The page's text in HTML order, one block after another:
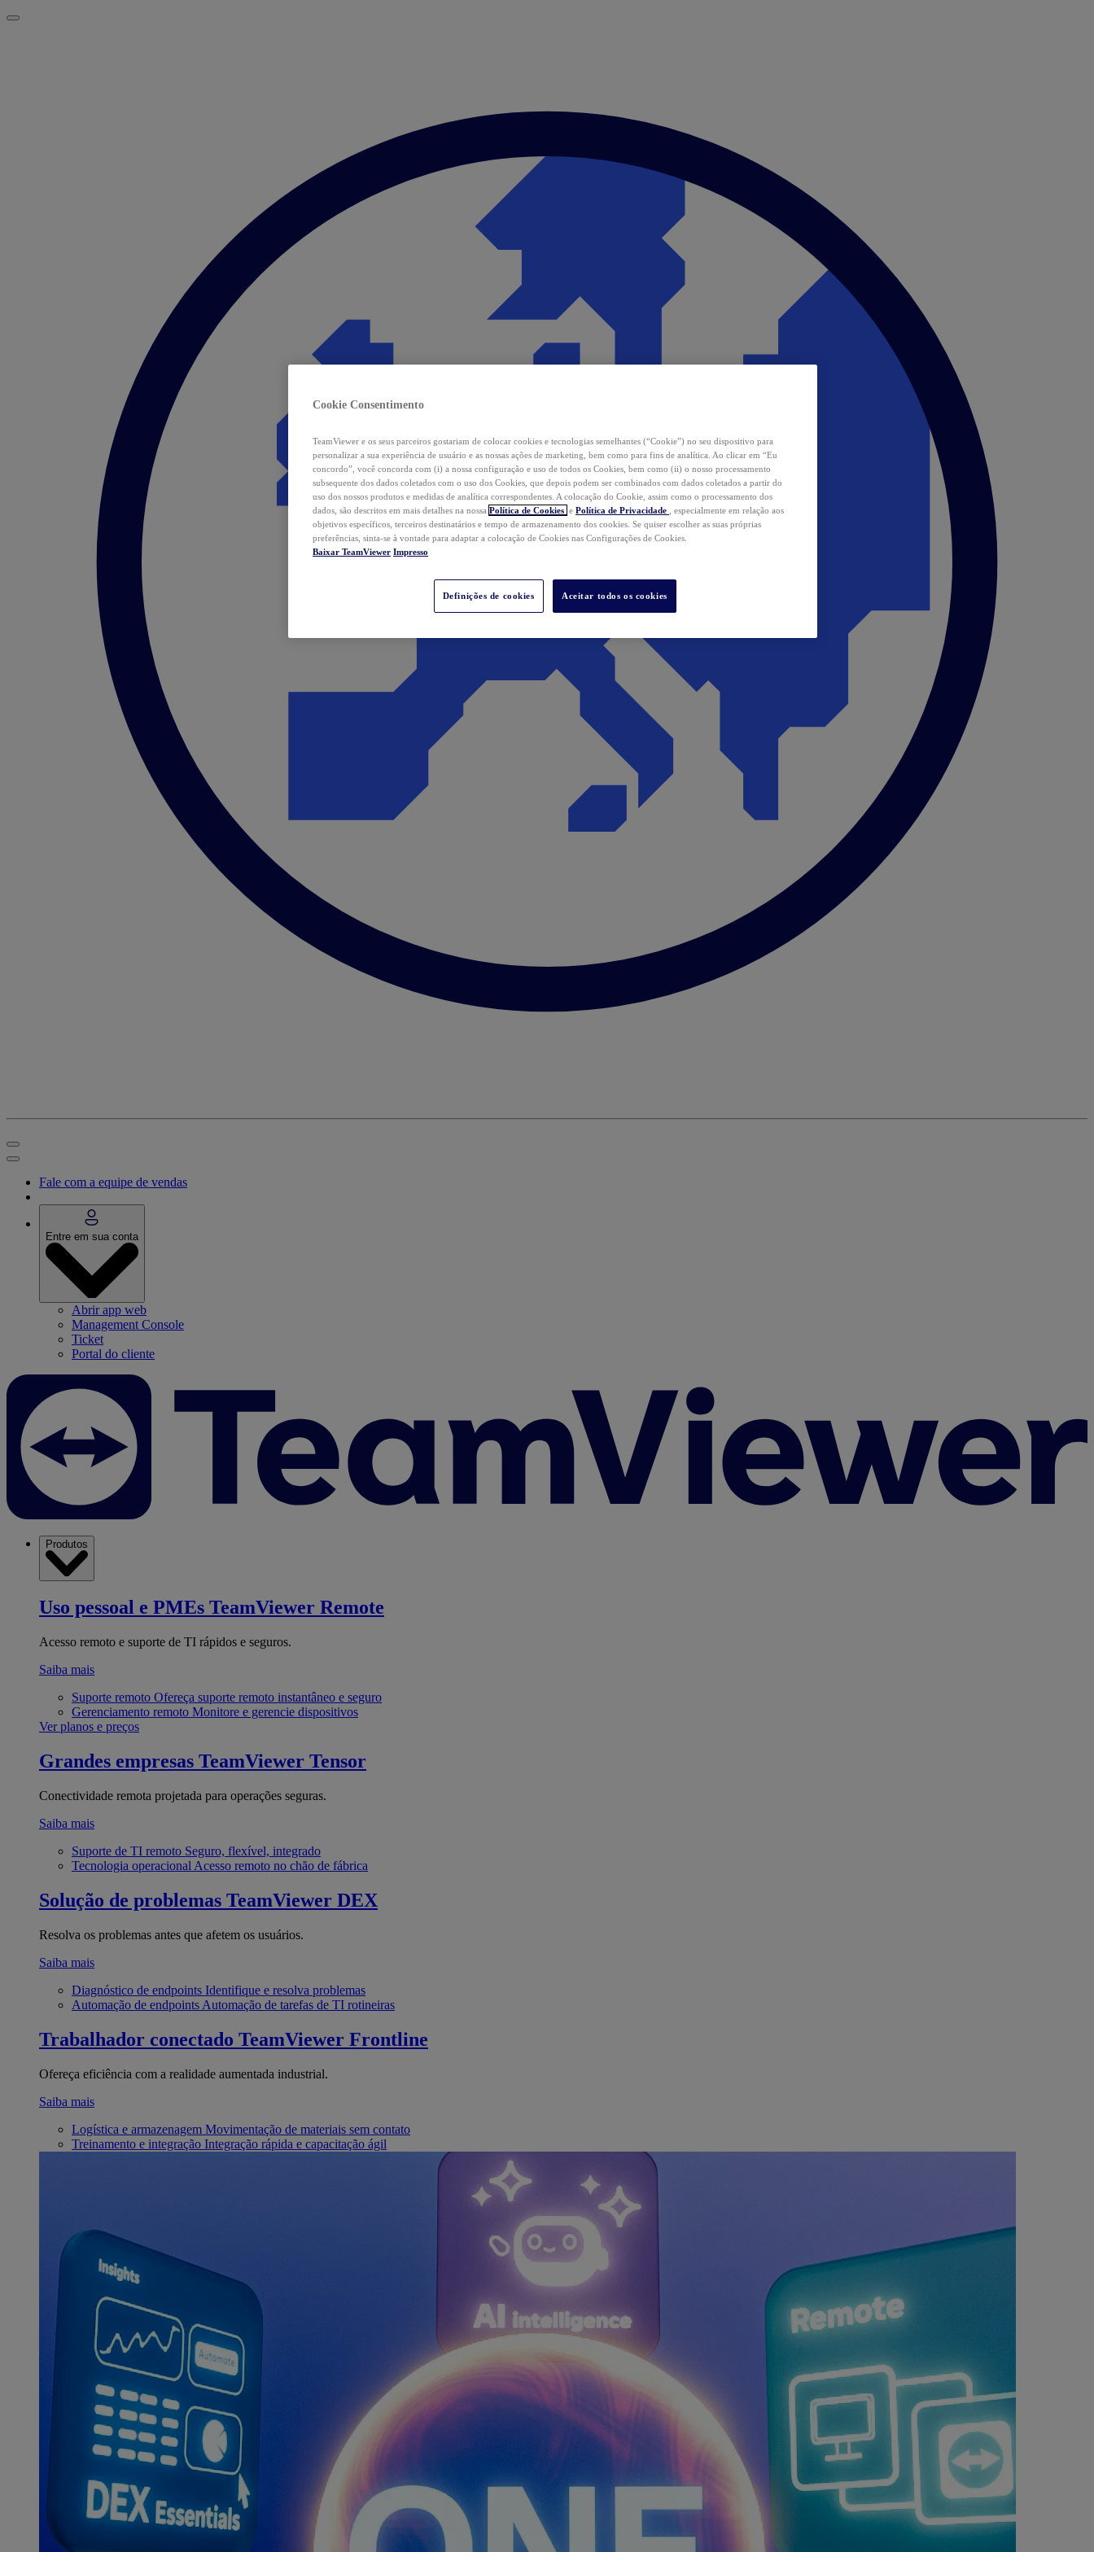
Fale com a equipe de vendas
Entre em sua conta
Abrir app web
Management Console
Ticket
Portal do cliente
Produtos
Uso pessoal e PMEs TeamViewer Remote
Acesso remoto e suporte de TI rápidos e seguros.
Saiba mais
Suporte remoto Ofereça suporte remoto instantâneo e seguro
Gerenciamento remoto Monitore e gerencie dispositivos
Ver planos e preços
Grandes empresas TeamViewer Tensor
Conectividade remota projetada para operações seguras.
Saiba mais
Suporte de TI remoto Seguro, flexível, integrado
Tecnologia operacional Acesso remoto no chão de fábrica
Solução de problemas TeamViewer DEX
Resolva os problemas antes que afetem os usuários.
Saiba mais
Diagnóstico de endpoints Identifique e resolva problemas
Automação de endpoints Automação de tarefas de TI rotineiras
Trabalhador conectado TeamViewer Frontline
Ofereça eficiência com a realidade aumentada industrial.
Saiba mais
Logística e armazenagem Movimentação de materiais sem contato
Treinamento e integração Integração rápida e capacitação ágil
Cookie Consentimento
TeamViewer e os seus parceiros gostariam de colocar cookies e tecnologias semelhantes (“Cookie”) no seu dispositivo para
personalizar a sua experiência de usuário e as nossas ações de marketing, bem como para fins de analítica. Ao clicar em “Eu
concordo”, você concorda com (i) a nossa configuração e uso de todos os Cookies, bem como (ii) o nosso processamento
subsequente dos dados coletados com o uso dos Cookies, que depois podem ser combinados com dados coletados a partir do
uso dos nossos produtos e medidas de analítica correspondentes. A colocação do Cookie, assim como o processamento dos
dados, são descritos em mais detalhes na nossa Política de Cookies e Política de Privacidade
, especialmente em relação aos
objetivos específicos, terceiros destinatários e tempo de armazenamento dos cookies. Se quiser escolher as suas próprias
preferências, sinta-se à vontade para adaptar a colocação de Cookies nas Configurações de Cookies.
Baixar TeamViewer Impresso
Definições de cookies Aceitar todos os cookies